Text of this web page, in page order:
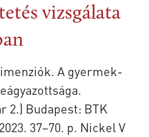
vizsgálata
A gyermek-
2.) Budapest: BTK
Néprajztudományi Intézet, 2023. 37–70. p. Nickel V